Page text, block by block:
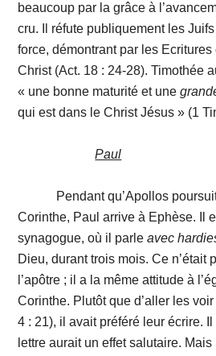
beaucoup par la grâce à
cru. Il réfute publiquement les
force, démontrant par les
Christ (Act. 18 : 24-28). Timothée
« une bonne maturité et une
qui est dans le Christ Jésus » (1
Paul
Pendant qu’Apollos poursuit
Corinthe, Paul arrive à Ephèse. Il
synagogue, où il parleavec
Dieu, durant trois mois. Ce n’était
l’apôtre ; il a la même attitude à
Corinthe. Plutôt que d’aller les
4 : 21), il avait préféré leur écrire.
lettre aurait un effet salutaire.